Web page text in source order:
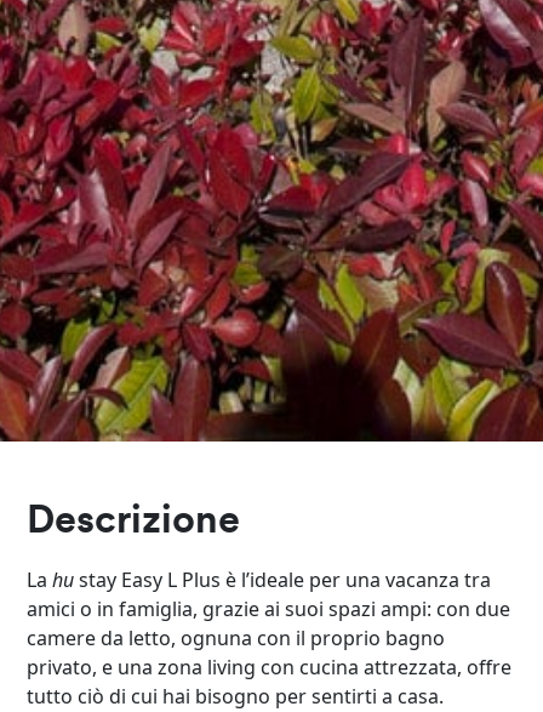
Descrizione
La hustay Easy L Plus è l’ideale per una vacanza tra
amici o in famiglia, grazie ai suoi spazi ampi: con due
camere da letto, ognuna con il proprio bagno
privato, e una zona living con cucina attrezzata, offre
tutto ciò di cui hai bisogno per sentirti a casa.